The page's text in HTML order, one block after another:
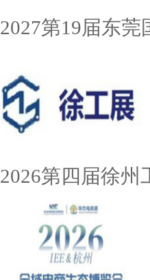
2027第19届东
2026第四届徐州